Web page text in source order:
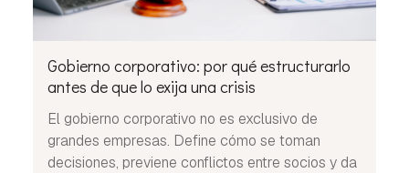
Gobierno corporativo: por qué estructurarlo
antes de que lo exija una crisis
El gobierno corporativo no es exclusivo de
grandes empresas. Define cómo se toman
decisiones, previene conflictos entre socios y da